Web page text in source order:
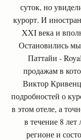
суток, но
курорт. И
XXI века и
Остановились
Паттайи -
продажам в
Виктор
подробностей о
в этом отеле, а
в течение 8
регионе и